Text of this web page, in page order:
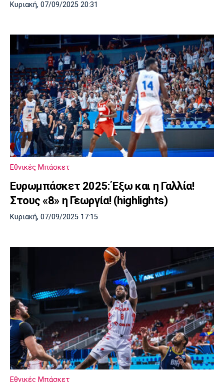
Κυριακή, 07/09/2025 20:31
Εθνικές Μπάσκετ
Ευρωμπάσκετ 2025: Έξω και η Γαλλία!
Στους «8» η Γεωργία! (highlights)
Κυριακή, 07/09/2025 17:15
Εθνικές Μπάσκετ